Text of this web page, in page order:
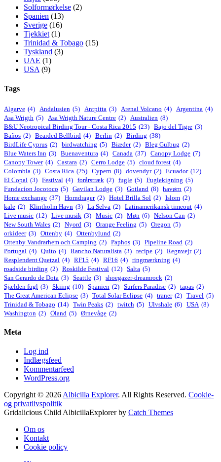
Solformørkelse (2)
Spanien (13)
Sverige (16)
Tjekkiet (1)
Trinidad & Tobago (15)
Tyskland (3)
UAE (1)
USA (9)
Tags
Algarve (4) Andalusien (5) Antpitta (3) Arenal Volcano (4) Argentina (4)
Asa Wrigth (5) Asa Wrigth Nature Centre (2) Australien (8)
B&U Neotropical Birding Tour - Costa Rica 2015 (23) Bajo del Tigre (3)
Baños (2) Bearded Bellbird (4) Berlin (2) Birding (38)
BirdLife Cyprus (2) birdwatching (5) Biæder (2) Bleg Gulbug (2)
Blue Waters Inn (3) Buenaventura (4) Canada (37) Canopy Lodge (7)
Canopy Tower (4) Castara (2) Cerro Lodge (5) cloud forest (4)
Colombia (3) Costa Rica (25) Cypern (8) dovendyr (2) Ecuador (12)
El Copal (3) Festival (4) forårstræk (2) fugle (5) Fuglekigning (5)
Fundacíon Jocotoco (5) Gavilan Lodge (3) Gotland (8) havørn (2)
Home exchange (37) Horndrager (2) Hotel Brilla Sol (2) Islom (2)
kale (2) Klintholm Havn (3) La Selva (2) Latinamerikansk timeout (4)
Live music (12) Live musik (3) Music (2) Møn (6) Nelson Can (2)
New South Wales (2) Nyord (3) Orange Feeling (5) Oregon (5)
orkideer (3) Ottenby (4) Ottenbylund (2)
Ottenby Vandrarhem och Camping (2) Paphos (3) Pipeline Road (2)
Portugal (4) Quito (4) Rancho Naturalista (3) recipe (2) Regnvejr (2)
Resplendent Quetzal (4) RF15 (4) RF16 (4) ringmærkning (4)
roadside birding (2) Roskilde Festival (12) Salta (5)
San Gerardo de Dota (3) Seattle (3) shoegazer-dreamrock (2)
Sjælden fugl (3) Skiing (10) Spanien (2) Surfers Paradise (2) tapas (2)
The Great American Eclipse (3) Total Solar Eclipse (4) traner (2) Travel (5)
Trinidad & Tobago (14) Twin Peaks (2) twitch (5) Ulvshale (6) USA (8)
Washington (2) Öland (5) Ørnevåge (2)
Meta
Log ind
Indlægsfeed
Kommentarfeed
WordPress.org
Copyright © 2026 Albicilla Explorer. All Rights Reserved. Cookie-
og privatlivspolitik
Gridalicious Child AlbicillaExplorer by Catch Themes
Om os
Kontakt
Cookie policy